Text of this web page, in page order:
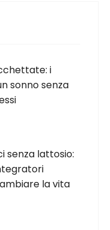
i
sonno senza
senza lattosio:
la vita